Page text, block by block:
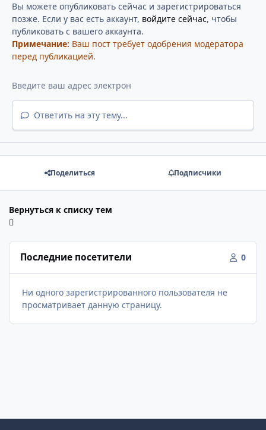
Вы можете опубликовать сейчас и зарегистрироваться
позже. Если у вас есть аккаунт, войдите сейчас, чтобы
публиковать с вашего аккаунта.
Примечание: Ваш пост требует одобрения модератора
перед публикацией.
Ответить на эту тему...
Поделиться Подписчики
Вернуться к списку тем
Последние посетители 0
Ни одного зарегистрированного пользователя не
просматривает данную страницу.